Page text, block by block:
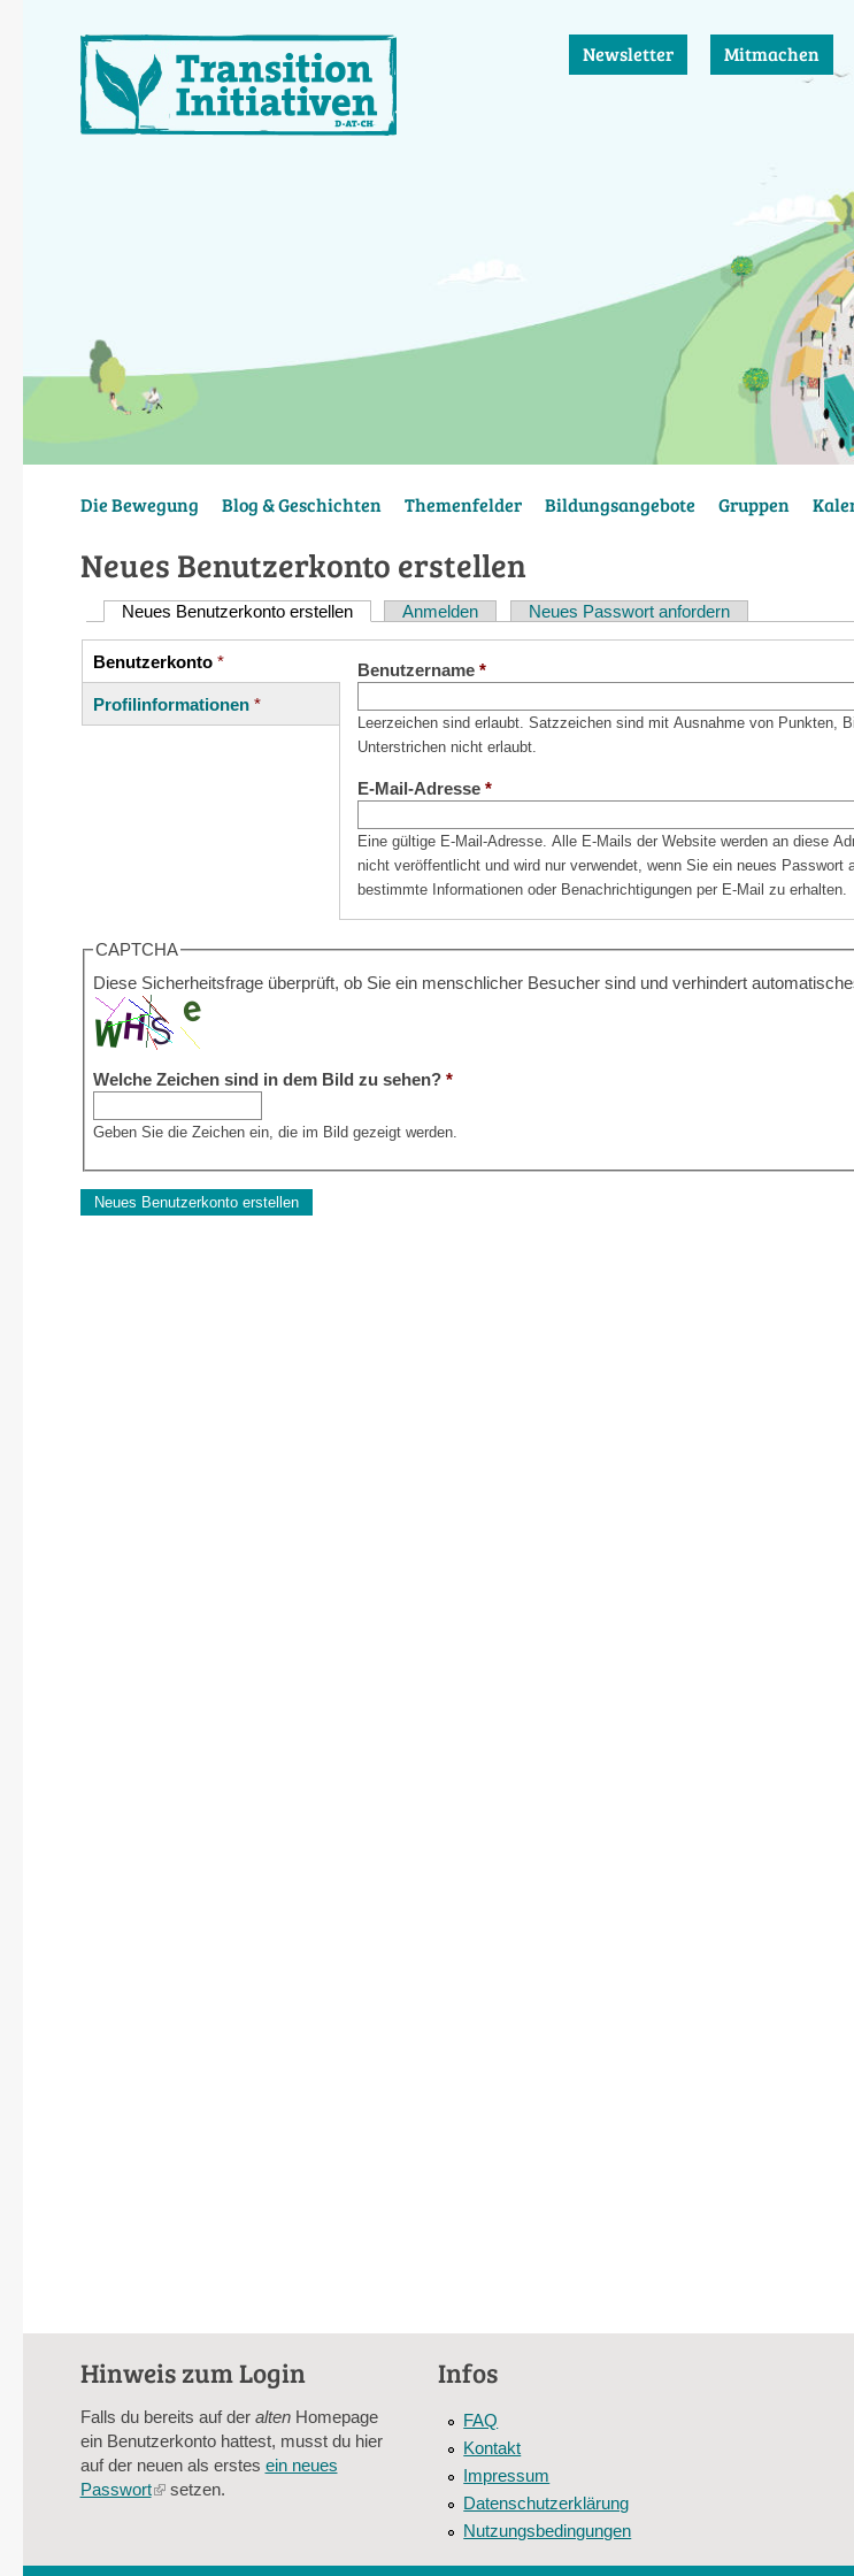
Newsletter Mitmachen
Die Bewegung Blog & Geschichten Themenfelder Bildungsangebote Gruppen
Neues Benutzerkonto erstellen
Haupt-
Reiter
Neues Benutzerkonto erstellen(aktiver Reiter)
Anmelden Neues Passwort anfordern
Vertikale
Reiter
Benutzerkonto *
(aktiver
Reiter)
Profilinformationen *
Benutzername *
Leerzeichen sind erlaubt. Satzzeichen sind mit Ausnahme von Punkten,
Unterstrichen nicht erlaubt.
E-Mail-Adresse *
Eine gültige E-Mail-Adresse. Alle E-Mails der Website werden an diese
nicht veröffentlicht und wird nur verwendet, wenn Sie ein neues Passwort
bestimmte Informationen oder Benachrichtigungen per E-Mail zu erhalten.
CAPTCHA
Diese Sicherheitsfrage überprüft, ob Sie ein menschlicher Besucher sind und verhindert
Welche Zeichen sind in dem Bild zu sehen? *
Geben Sie die Zeichen ein, die im Bild gezeigt werden.
Hinweis zum Login
Falls du bereits auf der altenHomepage
ein Benutzerkonto hattest, musst du hier
auf der neuen als erstes ein neues
Passwort(linksetzen.
Infos
FAQ
Kontakt
Impressum
Datenschutzerklärung
Nutzungsbedingungen